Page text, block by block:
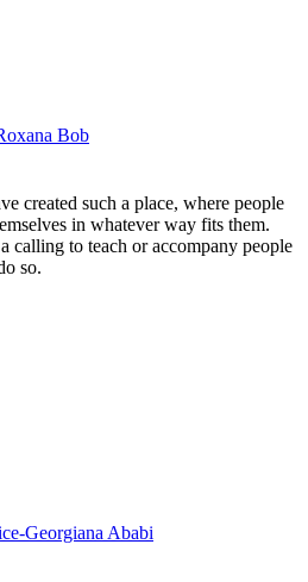
Bob
created such a place, where people
in whatever way fits them.
calling to teach or accompany people
so.
Georgiana Ababi